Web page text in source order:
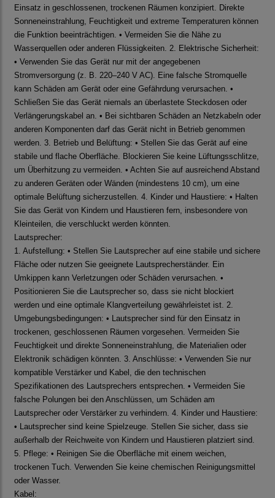
Einsatz in geschlossenen, trockenen Räumen konzipiert. Direkte
Sonneneinstrahlung, Feuchtigkeit und extreme Temperaturen können
die Funktion beeinträchtigen. • Vermeiden Sie die Nähe zu
Wasserquellen oder anderen Flüssigkeiten. 2. Elektrische Sicherheit:
• Verwenden Sie das Gerät nur mit der angegebenen
Stromversorgung (z. B. 220–240 V AC). Eine falsche Stromquelle
kann Schäden am Gerät oder eine Gefährdung verursachen. •
Schließen Sie das Gerät niemals an überlastete Steckdosen oder
Verlängerungskabel an. • Bei sichtbaren Schäden an Netzkabeln oder
anderen Komponenten darf das Gerät nicht in Betrieb genommen
werden. 3. Betrieb und Belüftung: • Stellen Sie das Gerät auf eine
stabile und flache Oberfläche. Blockieren Sie keine Lüftungsschlitze,
um Überhitzung zu vermeiden. • Achten Sie auf ausreichend Abstand
zu anderen Geräten oder Wänden (mindestens 10 cm), um eine
optimale Belüftung sicherzustellen. 4. Kinder und Haustiere: • Halten
Sie das Gerät von Kindern und Haustieren fern, insbesondere von
Kleinteilen, die verschluckt werden könnten.
Lautsprecher:
1. Aufstellung: • Stellen Sie Lautsprecher auf eine stabile und sichere
Fläche oder nutzen Sie geeignete Lautsprecherständer. Ein
Umkippen kann Verletzungen oder Schäden verursachen. •
Positionieren Sie die Lautsprecher so, dass sie nicht blockiert
werden und eine optimale Klangverteilung gewährleistet ist. 2.
Umgebungsbedingungen: • Lautsprecher sind für den Einsatz in
trockenen, geschlossenen Räumen vorgesehen. Vermeiden Sie
Feuchtigkeit und direkte Sonneneinstrahlung, die Materialien oder
Elektronik schädigen könnten. 3. Anschlüsse: • Verwenden Sie nur
kompatible Verstärker und Kabel, die den technischen
Spezifikationen des Lautsprechers entsprechen. • Vermeiden Sie
falsche Polungen bei den Anschlüssen, um Schäden am
Lautsprecher oder Verstärker zu verhindern. 4. Kinder und Haustiere:
• Lautsprecher sind keine Spielzeuge. Stellen Sie sicher, dass sie
außerhalb der Reichweite von Kindern und Haustieren platziert sind.
5. Pflege: • Reinigen Sie die Oberfläche mit einem weichen,
trockenen Tuch. Verwenden Sie keine chemischen Reinigungsmittel
oder Wasser.
Kabel: